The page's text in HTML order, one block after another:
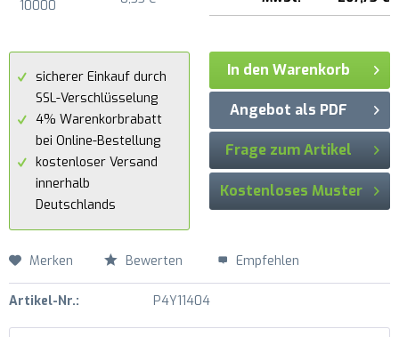
10000
sicherer Einkauf durch
SSL-Verschlüsselung
4% Warenkorbrabatt
bei Online-Bestellung
kostenloser Versand
innerhalb
Deutschlands
In den Warenkorb
Angebot als PDF
Frage zum Artikel
Kostenloses Muster
Merken Bewerten Empfehlen
Artikel-Nr.: P4Y11404